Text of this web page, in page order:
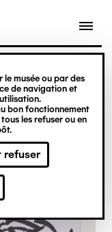
le musée ou par des
de navigation et
bon fonctionnement
les refuser ou en
refuser